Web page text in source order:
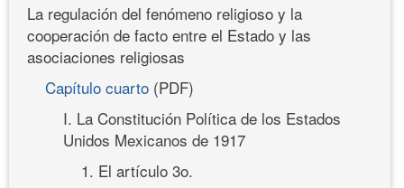
La regulación del fenómeno religioso y la
cooperación de facto entre el Estado y las
asociaciones religiosas
Capítulo cuarto (PDF)
I. La Constitución Política de los Estados
Unidos Mexicanos de 1917
1. El artículo 3o.